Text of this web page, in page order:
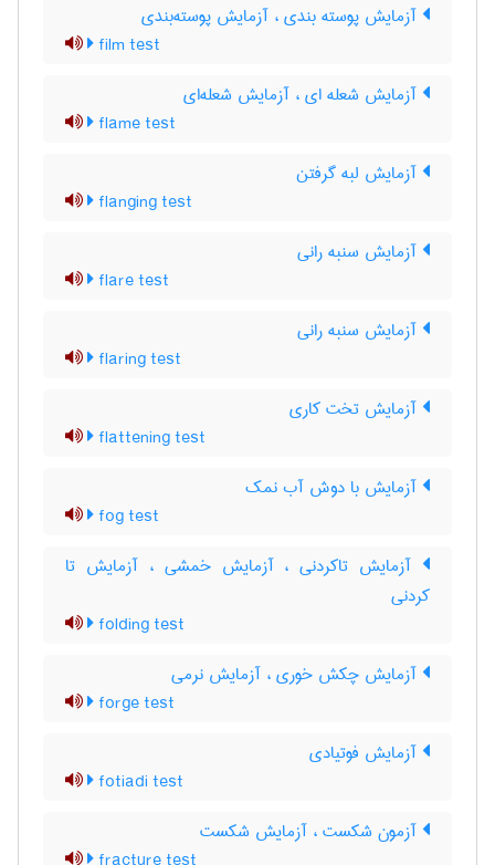
آزمایش پوسته بندی ، آزمایش پوسته‌بندی
film test
آزمایش شعله ای ، آزمایش شعله‌ای
flame test
آزمایش لبه گرفتن
flanging test
آزمایش سنبه رانی
flare test
آزمایش سنبه رانی
flaring test
آزمایش تخت کاری
flattening test
آزمایش با دوش آب نمک
fog test
آزمایش تاکردنی ، آزمایش خمشی ، آزمایش تا
کردنی
folding test
آزمایش چکش خوری ، آزمایش نرمی
forge test
آزمایش فوتیادی
fotiadi test
آزمون شکست ، آزمایش شکست